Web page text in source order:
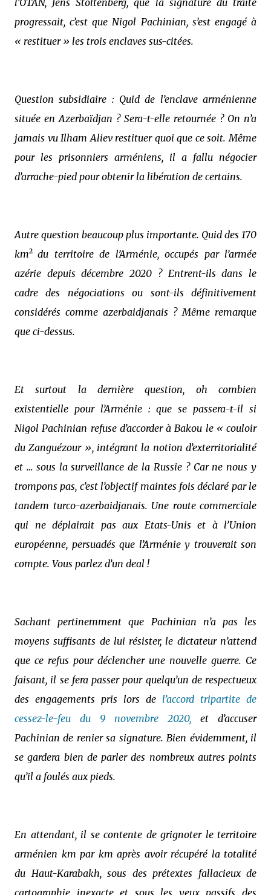
l’OTAN, Jens Stoltenberg, que la signature du traité
progressait, c’est que Nigol Pachinian, s’est engagé à
« restituer » les trois enclaves sus-citées.
Question subsidiaire : Quid de l’enclave arménienne
située en Azerbaïdjan ? Sera-t-elle retournée ? On n’a
jamais vu Ilham Aliev restituer quoi que ce soit. Même
pour les prisonniers arméniens, il a fallu négocier
d’arrache-pied pour obtenir la libération de certains.
Autre question beaucoup plus importante. Quid des 170
km² du territoire de l’Arménie, occupés par l’armée
azérie depuis décembre 2020 ? Entrent-ils dans le
cadre des négociations ou sont-ils définitivement
considérés comme azerbaidjanais ? Même remarque
que ci-dessus.
Et surtout la dernière question, oh combien
existentielle pour l’Arménie : que se passera-t-il si
Nigol Pachinian refuse d’accorder à Bakou le « couloir
du Zanguézour », intégrant la notion d’exterritorialité
et … sous la surveillance de la Russie ? Car ne nous y
trompons pas, c’est l’objectif maintes fois déclaré par le
tandem turco-azerbaidjanais. Une route commerciale
qui ne déplairait pas aux Etats-Unis et à l’Union
européenne, persuadés que l’Arménie y trouverait son
compte. Vous parlez d’un deal !
Sachant pertinemment que Pachinian n’a pas les
moyens suffisants de lui résister, le dictateur n’attend
que ce refus pour déclencher une nouvelle guerre. Ce
faisant, il se fera passer pour quelqu’un de respectueux
des engagements pris lors de l’accord tripartite de
cessez-le-feu du 9 novembre 2020,
et d’accuser
Pachinian de renier sa signature. Bien évidemment, il
se gardera bien de parler des nombreux autres points
qu’il a foulés aux pieds.
En attendant, il se contente de grignoter le territoire
arménien km par km après avoir récupéré la totalité
du Haut-Karabakh, sous des prétextes fallacieux de
cartographie inexacte et sous les yeux passifs des